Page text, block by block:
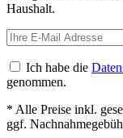
Haushalt.
Ich habe die
genommen.
* Alle Preise inkl.
ggf.